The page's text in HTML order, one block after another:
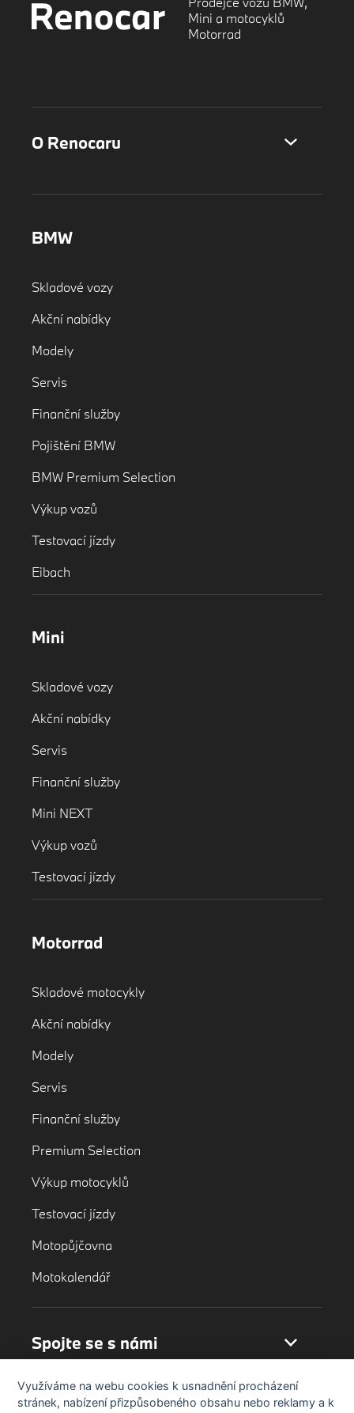
Mini a motocyklů
Motorrad
O Renocaru
BMW
Skladové vozy
Akční nabídky
Modely
Servis
Finanční služby
Pojištění BMW
BMW Premium Selection
Výkup vozů
Testovací jízdy
Eibach
Mini
Skladové vozy
Akční nabídky
Servis
Finanční služby
Mini NEXT
Výkup vozů
Testovací jízdy
Motorrad
Skladové motocykly
Akční nabídky
Modely
Servis
Finanční služby
Premium Selection
Výkup motocyklů
Testovací jízdy
Motopůjčovna
Motokalendář
Spojte se s námi
Využíváme na webu cookies k usnadnění procházení
stránek, nabízení přizpůsobeného obsahu nebo reklamy a k